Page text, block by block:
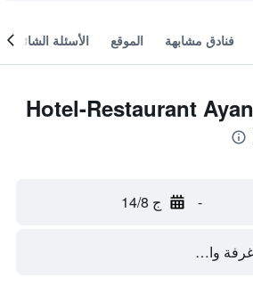
فنادق مشابهة الموقع الأسئلة الشائعة
أفضل صفقات Hotel-Restaurant Ayan
- ج 14/8